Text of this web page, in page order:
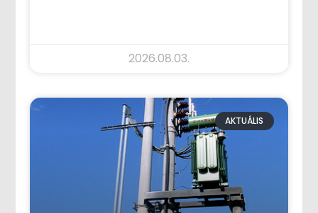
2026.08.03.
AKTUÁLIS